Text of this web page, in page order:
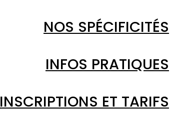
NOS SPÉCIFICITÉS
INFOS PRATIQUES
INSCRIPTIONS ET TARIFS